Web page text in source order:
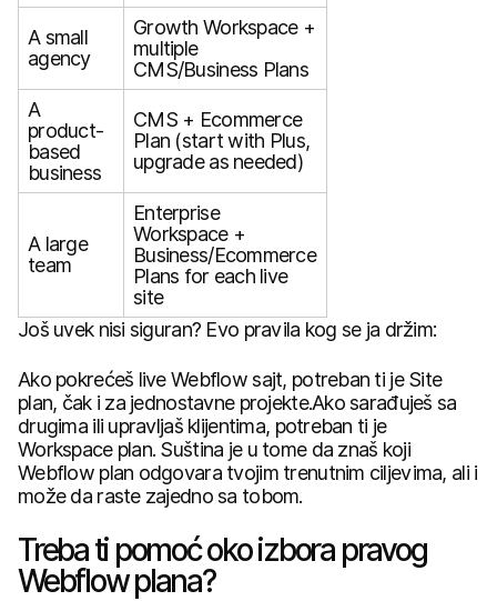
A small
agency
Growth Workspace +
multiple
CMS/Business Plans
A
product-
based
business
CMS + Ecommerce
Plan (start with Plus,
upgrade as needed)
A large
team
Enterprise
Workspace +
Business/Ecommerce
Plans for each live
site
Još uvek nisi siguran? Evo pravila kog se ja držim:
Ako pokrećeš live Webflow sajt, potreban ti je Site
plan, čak i za jednostavne projekte.Ako sarađuješ sa
drugima ili upravljaš klijentima, potreban ti je
Workspace plan. Suština je u tome da znaš koji
Webflow plan odgovara tvojim trenutnim ciljevima, ali i
može da raste zajedno sa tobom.
Treba ti pomoć oko izbora pravog
Webflow plana?